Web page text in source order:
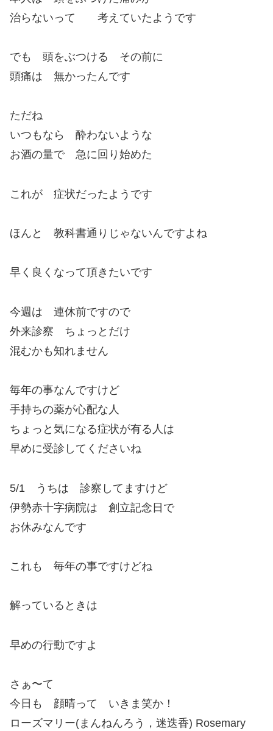
治らないって 考えていたようです
でも 頭をぶつける その前に
頭痛は 無かったんです
ただね
いつもなら 酔わないような
お酒の量で 急に回り始めた
これが 症状だったようです
ほんと 教科書通りじゃないんですよね
早く良くなって頂きたいです
今週は 連休前ですので
外来診察 ちょっとだけ
混むかも知れません
毎年の事なんですけど
手持ちの薬が心配な人
ちょっと気になる症状が有る人は
早めに受診してくださいね
5/1 うちは 診察してますけど
伊勢赤十字病院は 創立記念日で
お休みなんです
これも 毎年の事ですけどね
解っているときは
早めの行動ですよ
さぁ〜て
今日も 顔晴って いきま笑か！
ローズマリー(まんねんろう，迷迭香) Rosemary